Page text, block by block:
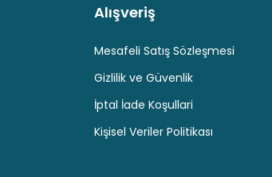
Hediyeli Ürün Seçenekleri
Alışveriş
Mesafeli Satış Sözleşmesi
Gizlilik ve Güvenlik
İptal İade Koşullari
Kişisel Veriler Politikası